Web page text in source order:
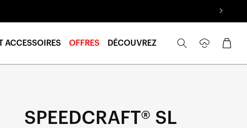
ACCESSOIRES OFFRES DÉCOUVREZ
connecter
Panier
SPEEDCRAFT® SL